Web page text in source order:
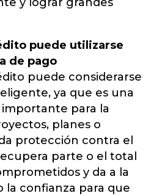
puede utilizarse
de pago
puede considerarse
ya que es una
para la
planes o
protección contra el
parte o el total
y da a la
la confianza para que